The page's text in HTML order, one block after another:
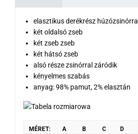
elasztikus derékrész húzózsinórral
két oldalsó zseb
két zseb zseb
két hátsó zseb
alsó része zsinórral záródik
kényelmes szabás
anyag: 98% pamut, 2% elasztán
MÉRET: A B C D